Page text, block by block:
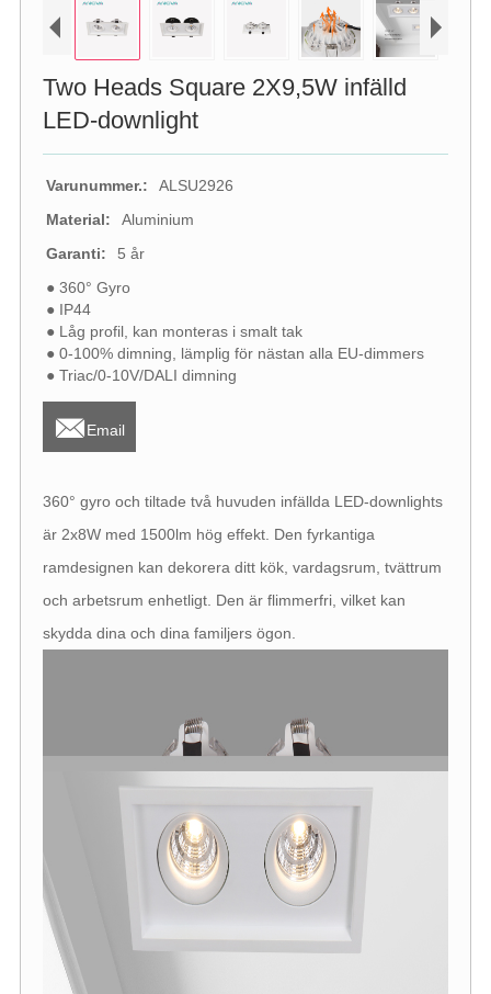
Two Heads Square 2X9,5W infälld
LED-downlight
Varunummer.:
ALSU2926
Material:
Aluminium
Garanti:
5 år
● 360° Gyro
● IP44
● Låg profil, kan monteras i smalt tak
● 0-100% dimning, lämplig för nästan alla EU-dimmers
● Triac/0-10V/DALI dimning
Email
360° gyro och tiltade två huvuden infällda LED-downlights
är 2x8W med 1500lm hög effekt. Den fyrkantiga
ramdesignen kan dekorera ditt kök, vardagsrum, tvättrum
och arbetsrum enhetligt. Den är flimmerfri, vilket kan
skydda dina och dina familjers ögon.